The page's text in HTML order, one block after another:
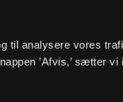
til analysere vores
’Afvis,’ sætter